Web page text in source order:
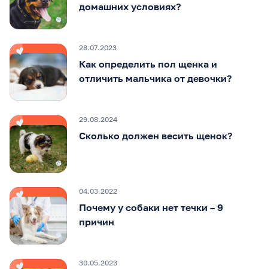
домашних условиях?
28.07.2023
Как определить пол щенка и
отличить мальчика от девочки?
29.08.2024
Сколько должен весить щенок?
04.03.2022
Почему у собаки нет течки – 9
причин
30.05.2023